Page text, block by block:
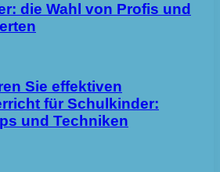
die Wahl von Profis und
Sie effektiven
für Schulkinder:
und Techniken